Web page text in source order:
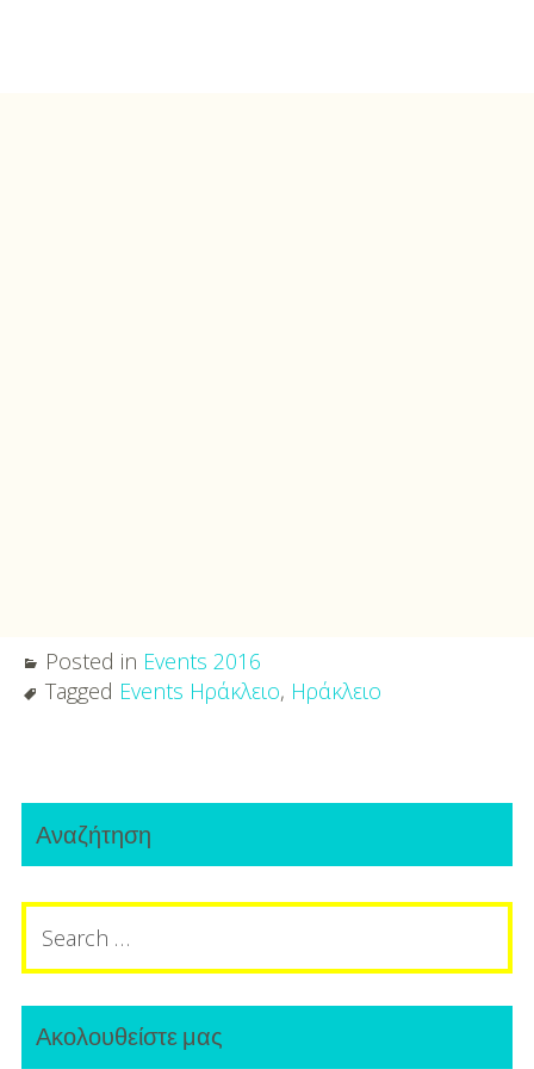
Posted in Events 2016
Tagged Events Ηράκλειο, Ηράκλειο
navigation
Primary
Sidebar
Αναζήτηση
Search
for:
Ακολουθείστε μας